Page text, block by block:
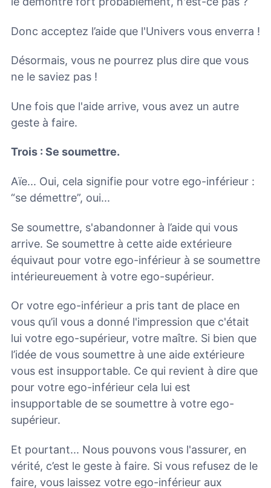
Donc acceptez l’aide que l'Univers vous enverra !
Désormais, vous ne pourrez plus dire que vous
ne le saviez pas !
Une fois que l'aide arrive, vous avez un autre
geste à faire.
Trois : Se soumettre.
Aïe... Oui, cela signifie pour votre ego-inférieur :
“se démettre”, oui...
Se soumettre, s'abandonner à l’aide qui vous
arrive. Se soumettre à cette aide extérieure
équivaut pour votre ego-inférieur à se soumettre
intérieureuement à votre ego-supérieur.
Or votre ego-inférieur a pris tant de place en
vous qu’il vous a donné l'impression que c'était
lui votre ego-supérieur, votre maître. Si bien que
l’idée de vous soumettre à une aide extérieure
vous est insupportable. Ce qui revient à dire que
pour votre ego-inférieur cela lui est
insupportable de se soumettre à votre ego-
supérieur.
Et pourtant... Nous pouvons vous l'assurer, en
vérité, c’est le geste à faire. Si vous refusez de le
faire, vous laissez votre ego-inférieur aux